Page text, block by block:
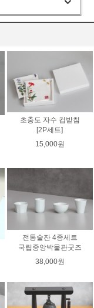
초충도 자수 컵받침
[2P세트]
15,000원
전통술잔 4종세트
국립중앙박물관굿즈
38,000원